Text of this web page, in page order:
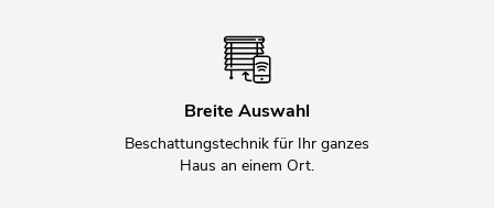
Breite Auswahl
Beschattungstechnik für Ihr ganzes
Haus an einem Ort.